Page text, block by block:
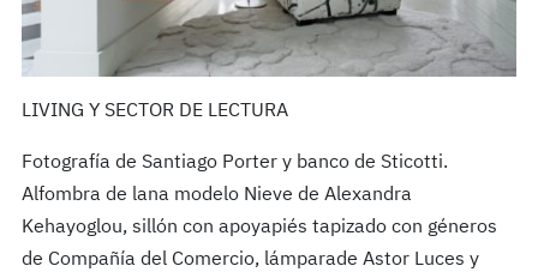
LIVING Y SECTOR DE LECTURA
Fotografía de Santiago Porter y banco de Sticotti.
Alfombra de lana modelo Nieve de Alexandra
Kehayoglou, sillón con apoyapiés tapizado con géneros
de Compañía del Comercio, lámparade Astor Luces y